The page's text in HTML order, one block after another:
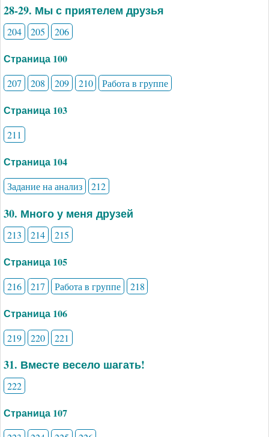
28-29. Мы с приятелем друзья
204 205 206
Страница 100
207 208 209 210 Работа в группе
Страница 103
211
Страница 104
Задание на анализ 212
30. Много у меня друзей
213 214 215
Страница 105
216 217 Работа в группе 218
Страница 106
219 220 221
31. Вместе весело шагать!
222
Страница 107